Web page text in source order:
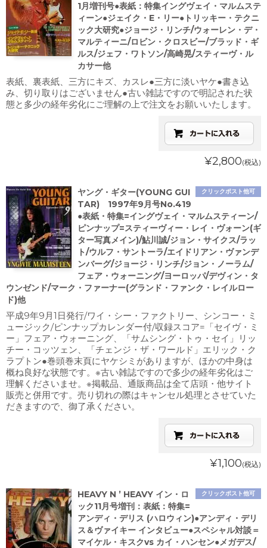
1月増刊号●表紙：特集イングヴェイ・マルムステ
ィーン●ジェイク・E・リー●トリッキー・テクニ
ック大研究●ジョージ・リンチ/ウォーレン・デ・
マルティーニ/ロビン・クロスビー/ブラッド・ギ
ルス/ジェフ・ワトソン/高崎晃/スティーヴ・ル
カサー他
表紙、裏表紙、三方にキズ、カスレ●三方に淡いヤケ●書き込
み、切り取りはございません●古い雑誌ですので明記された状
態と多少の経年劣化にご理解の上で注文をお願いいたします。
¥2,800(税込)
クリックポスト他可
ヤング・ギター(YOUNG GUI
TAR) 1997年9月号No.419
●表紙・特集=イングヴェイ・マルムスティーン/
ピンナップ=スティーヴィー・レイ・ヴォーン(ギ
ター写真メイン)/鮎川誠/ジョン・サイクス/ラッ
ト/ウルフ・サントーラ/エイドリアン・ヴァンデ
ンバーグ/ジョージ・リンチ/ジョン・ノーラム/
フェア・ウォーニング/ヨーロッパ/デヴィン・タ
ウンゼンド/マーク・ファーナー(グランド・ファンク・レイルロー
ド)他
平成9年9月1日発行/ワイ・シー・ファクトリー、シンコー・ミ
ュージック/ピンナップカレンダー付/収録スコア=「セイヴ・ミ
ー」フェア・ウォーニング、「サムシング・トゥ・セイ」リッ
チー・コッツェン、「チェンジ・ザ・ワールド」エリック・ク
ラプトン●巻頭巻末頁にヤケシミがありますが、ほかの中身は
概ね良好な状態です。※古い雑誌ですので多少の経年劣化はご
理解くださいませ。※掲載品、通販商品は全て店頭・他サイト
販売と併用です。売り切れの際はキャンセル処理とさせていた
だきますので、御了承ください。
¥1,100(税込)
クリックポスト他可
HEAVY N ’ HEAVY イン・ロ
ック11月号増刊：表紙：特集=
アンディ・デリス (ハロウィン)●アンディ・デリ
ス＆ヴァイキー インタビュー●スペシャル対談＝
マイケル・キスクvs カイ・ハンセン●メガデス/